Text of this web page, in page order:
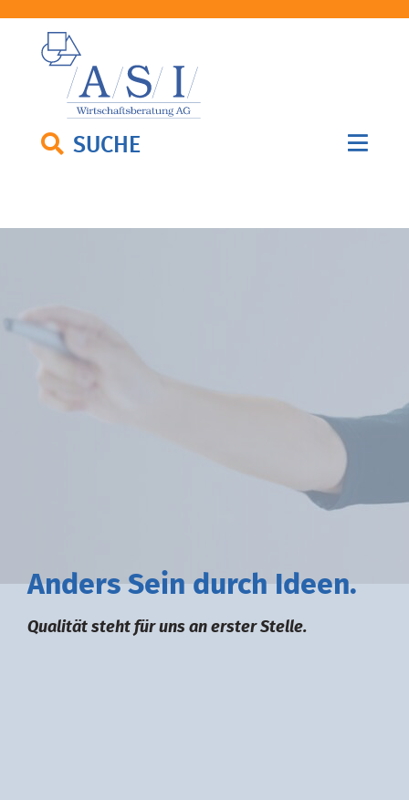
SUCHE
Anders Sein durch deen.
Qualität steht für uns an erster Stelle.